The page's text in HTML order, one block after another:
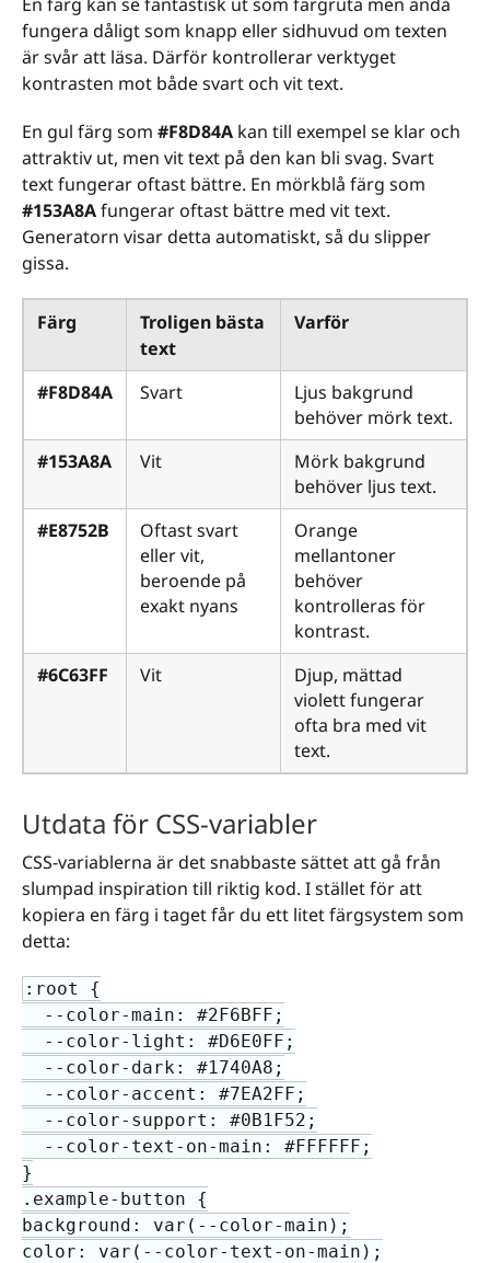
fungera dåligt som knapp eller sidhuvud om texten
är svår att läsa. Därför kontrollerar verktyget
kontrasten mot både svart och vit text.
En gul färg som #F8D84A kan till exempel se klar och
attraktiv ut, men vit text på den kan bli svag. Svart
text fungerar oftast bättre. En mörkblå färg som
#153A8Afungerar oftast bättre med vit text.
Generatorn visar detta automatiskt, så du slipper
gissa.
Färg
Troligen bästa
text
Varför
#F8D84A Svart
Ljus bakgrund
behöver mörk text.
#153A8A
Vit
Mörk bakgrund
behöver ljus text.
#E8752B
Oftast svart
eller vit,
beroende på
exakt nyans
Orange
mellantoner
behöver
kontrolleras för
kontrast.
#6C63FF
Vit
Djup, mättad
violett fungerar
ofta bra med vit
text.
Utdata för CSS-variabler
CSS-variablerna är det snabbaste sättet att gå från
slumpad inspiration till riktig kod. I stället för att
kopiera en färg i taget får du ett litet färgsystem som
detta:
:root {
  --color-main: #2F6BFF;
  --color-light: #D6E0FF;
  --color-dark: #1740A8;
  --color-accent: #7EA2FF;
  --color-support: #0B1F52;
  --color-text-on-main: #FFFFFF;
}
.example-button {
background: var(--color-main);
color: var(--color-text-on-main);